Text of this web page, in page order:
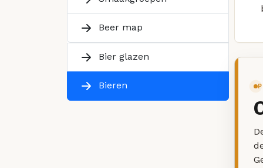
Beer map
Bier glazen
Bieren